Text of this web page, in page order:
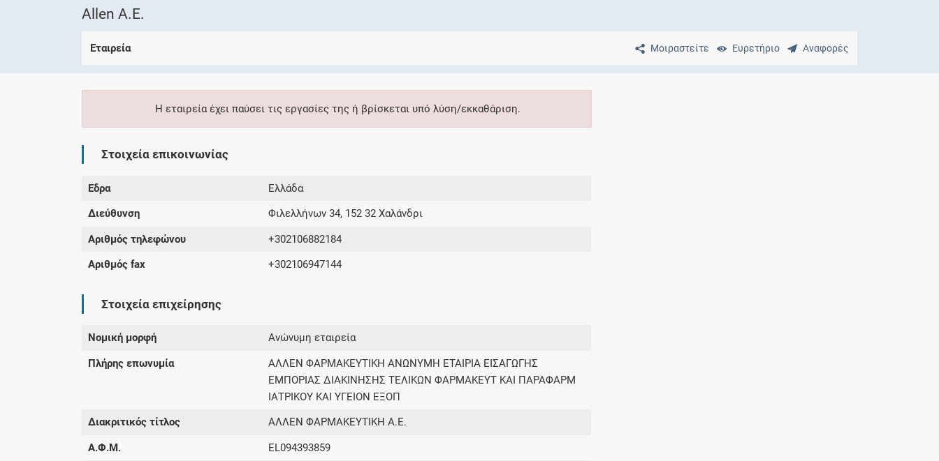
ενός φαρμάκου κατά τη διάρκεια της
εγκυμοσύνης ή του θηλασμού
Μάθετε περισσότερα για τα οφέλη και τις
επιπλέον παροχές των συνδρομητικών
νόσους, συμπτώματα και ιατρικές πράξεις
Allen Α.Ε.
Μοιραστείτε Ευρετήριο Αναφορές
Εταιρεία
Η εταιρεία έχει παύσει τις εργασίες της ή βρίσκεται υπό λύση/εκκαθάριση.
Στοιχεία επικοινωνίας
Έδρα Ελλάδα
Διεύθυνση Φιλελλήνων 34, 152 32 Χαλάνδρι
Αριθμός τηλεφώνου +302106882184
Αριθμός fax +302106947144
Στοιχεία επιχείρησης
Νομική μορφή Ανώνυμη εταιρεία
Πλήρης επωνυμία
ΑΛΛΕΝ ΦΑΡΜΑΚΕΥΤΙΚΗ ΑΝΩΝΥΜΗ ΕΤΑΙΡΙΑ ΕΙΣΑΓΩΓΗΣ
ΕΜΠΟΡΙΑΣ ΔΙΑΚΙΝΗΣΗΣ ΤΕΛΙΚΩΝ ΦΑΡΜΑΚΕΥΤ ΚΑΙ ΠΑΡΑΦΑΡΜ
ΙΑΤΡΙΚΟΥ ΚΑΙ ΥΓΕΙΟΝ ΕΞΟΠ
Διακριτικός τίτλος ΑΛΛΕΝ ΦΑΡΜΑΚΕΥΤΙΚΗ Α.Ε.
Α.Φ.Μ. EL094393859